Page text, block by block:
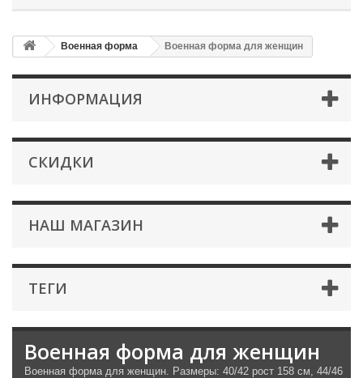
Военная форма Военная форма для женщин
ИНФОРМАЦИЯ
СКИДКИ
НАШ МАГАЗИН
ТЕГИ
Военная форма для женщин
Военная форма для женщин. Размеры: 40/42 рост 158 см, 44/46